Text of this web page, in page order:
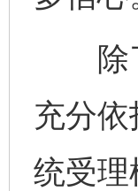
除了
充分依
统受理